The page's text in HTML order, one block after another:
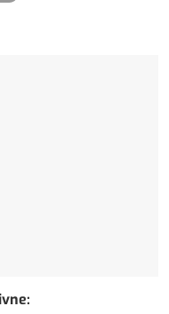
: